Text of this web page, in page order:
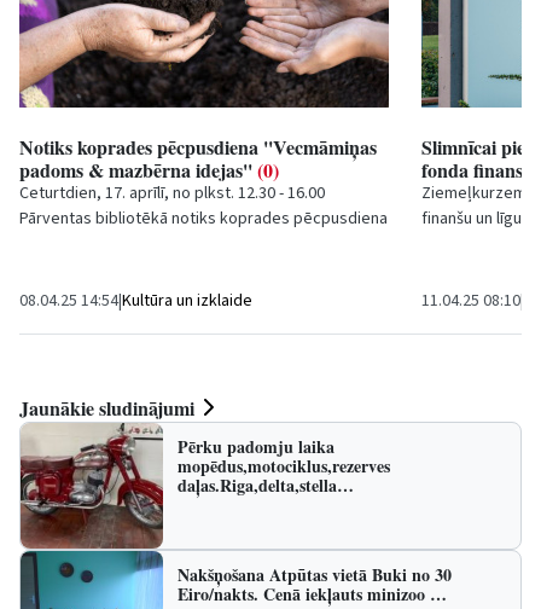
Notiks koprades pēcpusdiena ''Vecmāmiņas
padoms & mazbērna idejas''(0)
Ceturtdien, 17. aprīlī, no plkst. 12.30 - 16.00
Pārventas bibliotēkā notiks koprades pēcpusdiena
08.04.25 14:54|Kultūra un izklaide
Slimnīcai
fonda
finanšu un
11.04.25 08:10|
Jaunākie sludinājumi
Pērku padomju laika
mopēdus,motociklus,rezerves
daļas.Riga,delta,stella…
Nakšņošana Atpūtas vietā Buki no 30
Eiro/nakts. Cenā iekļauts minizoo …